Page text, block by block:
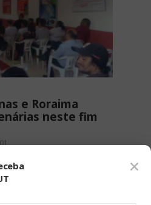
e Roraima
neste fim